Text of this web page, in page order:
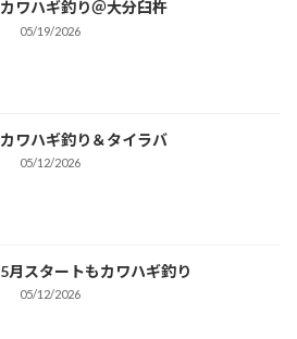
カワハギ釣り＠大分臼杵
05/19/2026
カワハギ釣り＆タイラバ
05/12/2026
5月スタートもカワハギ釣り
05/12/2026